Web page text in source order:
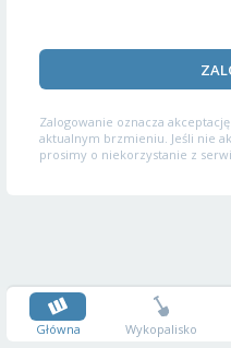
Zalogowanie oznacza akceptację
aktualnym brzmieniu. Jeśli nie
prosimy o niekorzystanie z
Główna Wykopalisko